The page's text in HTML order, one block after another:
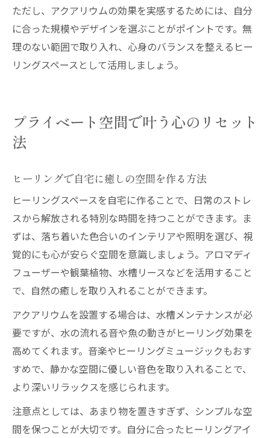
ただし、アクアリウムの効果を実感するためには、自分
に合った規模やデザインを選ぶことがポイントです。無
理のない範囲で取り入れ、心身のバランスを整えるヒー
リングスペースとして活用しましょう。
プライベート空間で叶う心のリセット
法
ヒーリングで自宅に癒しの空間を作る方法
ヒーリングスペースを自宅に作ることで、日常のストレ
スから解放される特別な時間を持つことができます。ま
ずは、落ち着いた色合いのインテリアや照明を選び、視
覚的にも心が安らぐ空間を意識しましょう。アロマディ
フューザーや観葉植物、水槽リースなどを活用すること
で、自然の癒しを取り入れることができます。
アクアリウムを設置する場合は、水槽メンテナンスが必
要ですが、水の流れる音や魚の動きがヒーリング効果を
高めてくれます。音楽やヒーリングミュージックもおす
すめで、静かな空間に優しい音色を取り入れることで、
より深いリラックスを感じられます。
注意点としては、あまり物を置きすぎず、シンプルな空
間を保つことが大切です。自分に合ったヒーリングアイ